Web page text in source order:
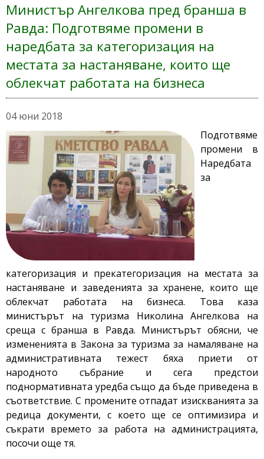
Министър Ангелкова пред бранша в
Равда: Подготвяме промени в
наредбата за категоризация на
местата за настаняване, които ще
облекчат работата на бизнеса
04 юни 2018
Подготвяме
промени в
Наредбата
за
категоризация и прекатегоризация на местата за
настаняване и заведенията за хранене, които ще
облекчат работата на бизнеса. Това каза
министърът на туризма Николина Ангелкова на
среща с бранша в Равда. Министърът обясни, че
измененията в Закона за туризма за намаляване на
административната тежест бяха приети от
народното събрание и сега предстои
поднормативната уредба също да бъде приведена в
съответствие. С промените отпадат изискванията за
редица документи, с което ще се оптимизира и
съкрати времето за работа на администрацията,
посочи още тя.